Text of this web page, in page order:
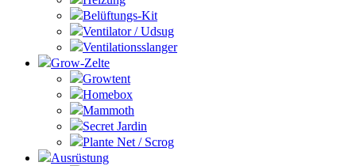
Belüftungs-Kit
Ventilator / Udsug
Ventilationsslanger
Grow-Zelte
Growtent
Homebox
Mammoth
Secret Jardin
Plante Net / Scrog
Ausrüstung